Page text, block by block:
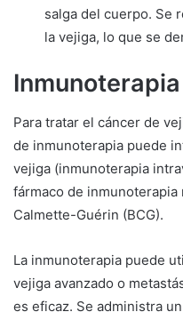
salga del cuerpo. Se
la vejiga, lo que se
Inmunoterapia
Para tratar el cáncer de
de inmunoterapia puede
vejiga (inmunoterapia
fármaco de
Calmette-Guérin (BCG).
La inmunoterapia puede
vejiga avanzado o
es eficaz. Se administra